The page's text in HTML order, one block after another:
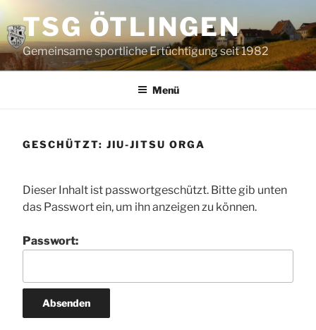
Inhalt
springenTSG ÖTLINGEN
Gemeinsame sportliche Ertüchtigung seit 1982
Menü
GESCHÜTZT: JIU-JITSU ORGA
Dieser Inhalt ist passwortgeschützt. Bitte gib unten
das Passwort ein, um ihn anzeigen zu können.
Passwort: